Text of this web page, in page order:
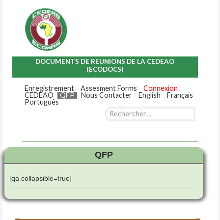
DOCUMENTS DE REUNIONS DE LA CEDEAO
(ECODOCS)
Enregistrement Assesment Forms
Connexion
CEDEAO
QFP Nous Contacter English
Français
Português
Rechercher :
content
QFP
[qa collapsible=true]